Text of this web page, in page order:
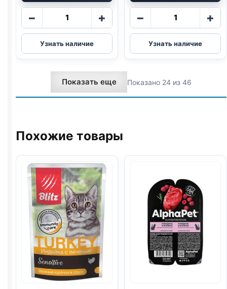
−
Количество
Whiskas
Мясная
коллекция
(КРОЛИК)
в
желе
+
Узнать наличие
−
Количество
Whiskas
(ТЕЛЯТИНА)
в
75г
+
Узнать наличие
Показать еще Показано 24 из 46
Похожие товары